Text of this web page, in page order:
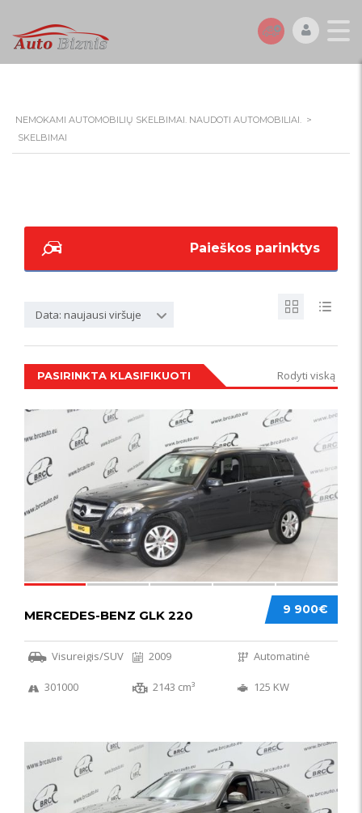
NEMOKAMI AUTOMOBILIŲ SKELBIMAI. NAUDOTI AUTOMOBILIAI. >
SKELBIMAI
Paieškos parinktys
Data: naujausi viršuje
PASIRINKTA KLASIFIKUOTI Rodyti viską
IŠSKIRTINIS
9 900€
MERCEDES-BENZ GLK 220
Visureigis/SUV 2009 Automatinė
301000 2143 cm³ 125 KW
58